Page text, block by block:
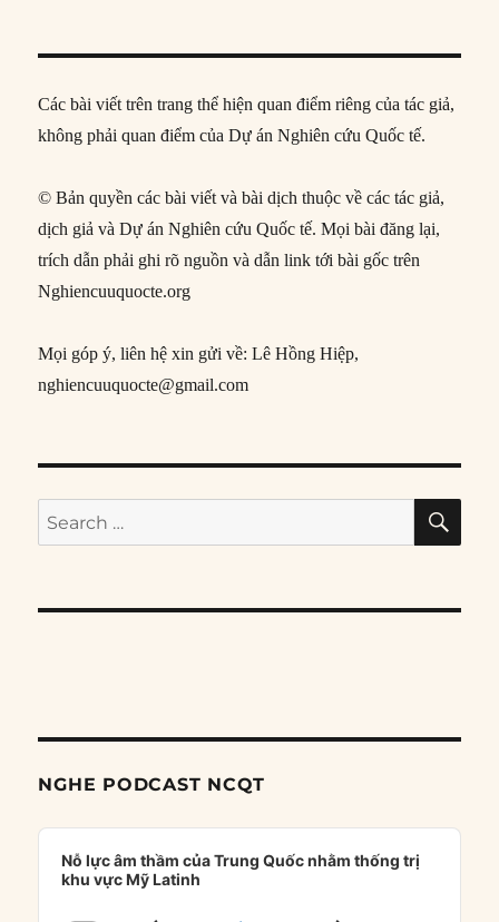
Các bài viết trên trang thể hiện quan điểm riêng của tác giả,
không phải quan điểm của Dự án Nghiên cứu Quốc tế.
© Bản quyền các bài viết và bài dịch thuộc về các tác giả,
dịch giả và Dự án Nghiên cứu Quốc tế. Mọi bài đăng lại,
trích dẫn phải ghi rõ nguồn và dẫn link tới bài gốc trên
Nghiencuuquocte.org
Mọi góp ý, liên hệ xin gửi về: Lê Hồng Hiệp,
nghiencuuquocte@gmail.com
Search
for:
NGHE PODCAST NCQT
Audio
Player
Nỗ lực âm thầm của Trung Quốc nhằm thống trị
khu vực Mỹ Latinh